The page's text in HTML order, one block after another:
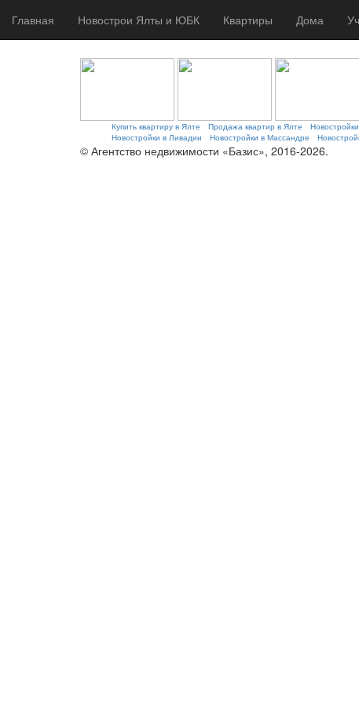
Главная Новострои Ялты и ЮБК Квартиры Дома
Купить квартиру в Ялте Продажа квартир в Ялте
Новостройки в Ливадии
Новостройки в Массандре
© Агентство недвижимости «Базис», 2016-2026.